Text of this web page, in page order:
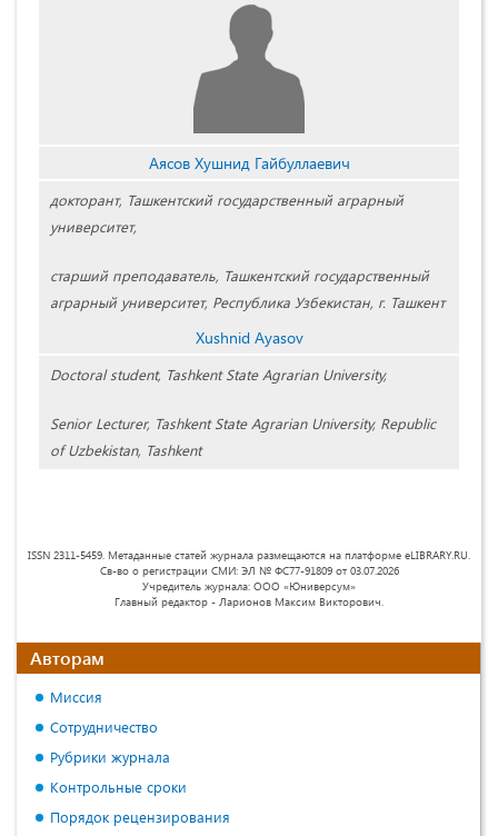
Аясов Хушнид Гайбуллаевич
докторант, Ташкентский государственный аграрный
университет,
старший преподаватель, Ташкентский государственный
аграрный университет, Республика Узбекистан, г. Ташкент
Xushnid Ayasov
Doctoral student, Tashkent State Agrarian University,
Senior Lecturer, Tashkent State Agrarian University, Republic
of Uzbekistan, Tashkent
ISSN 2311-5459. Метаданные статей журнала размещаются на платформе eLIBRARY.RU.
Св-во о регистрации СМИ: ЭЛ № ФС77-91809 от 03.07.2026
Учредитель журнала: ООО «Юниверсум»
Главный редактор - Ларионов Максим Викторович.
Авторам
Миссия
Сотрудничество
Рубрики журнала
Контрольные сроки
Порядок рецензирования